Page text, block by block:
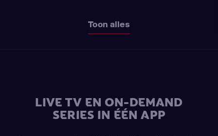
Toon alles
LIVE TV EN ON-DEMAND
SERIES IN ÉÉN APP